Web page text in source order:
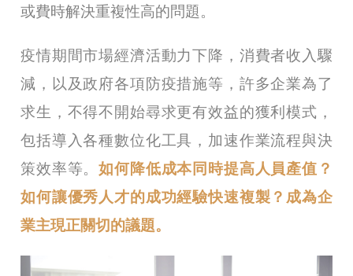
或費時解決重複性高的問題。
疫情期間市場經濟活動力下降，消費者收入驟
減，以及政府各項防疫措施等，許多企業為了
求生，不得不開始尋求更有效益的獲利模式，
包括導入各種數位化工具，加速作業流程與決
策效率等。如何降低成本同時提高人員產值？
如何讓優秀人才的成功經驗快速複製？成為企
業主現正關切的議題。